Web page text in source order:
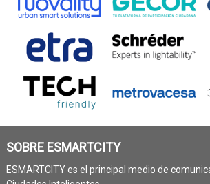
SOBRE ESMARTCITY
ESMARTCITY es el principal medio de